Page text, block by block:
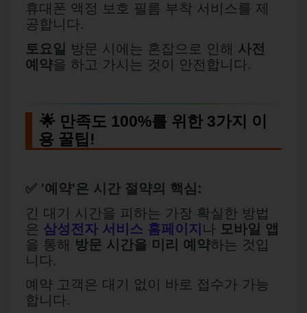
휴대폰 액정 보호 필름 부착 서비스를 제
공합니다.
토요일 방문 시에는 혼잡으로 인해 사전
예약을 하고 가시는 것이 안전합니다.
🌟 만족도 100%를 위한 3가지 이
용 꿀팁!
✅ '예약'은 시간 절약의 핵심:
긴 대기 시간을 피하는 가장 확실한 방법
은 삼성전자 서비스 홈페이지 나 모바일 앱
을 통해 방문 시간을 미리 예약하는 것입
니다.
예약 고객은 대기 없이 바로 접수가 가능
합니다.